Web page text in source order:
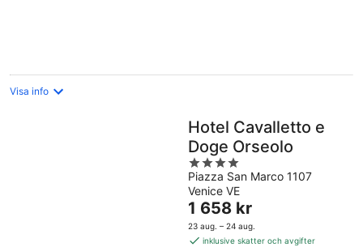
Visa info
Hotel Cavalletto e
Doge Orseolo
4
out
of
5
Piazza San Marco 1107
Venice VE
Priset
är
1 658 kr
1 658 kr
23 aug. – 24 aug.
inklusive skatter och avgifter